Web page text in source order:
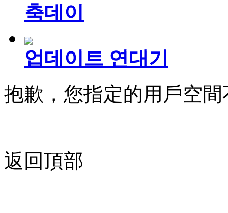
축데이
업데이트 연대기
抱歉，您指定的用戶空間
返回頂部